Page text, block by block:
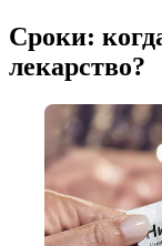
Сроки:
лекарство?